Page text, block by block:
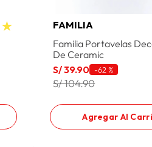
★
FAMILIA
Familia Portavelas
De Ceramic
S/39.90 -62 %
S/ 104.90
Agregar Al